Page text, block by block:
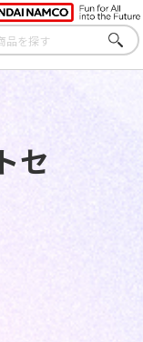
さが
す
セ